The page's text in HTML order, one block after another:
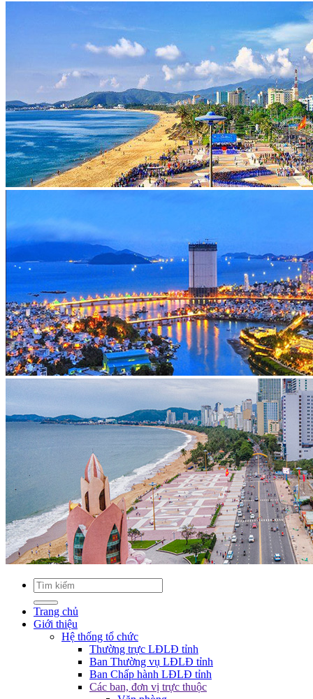
Trang chủ
Giới thiệu
Hệ thống tổ chức
Thường trực LĐLĐ tỉnh
Ban Thường vụ LĐLĐ tỉnh
Ban Chấp hành LĐLĐ tỉnh
Các ban, đơn vị trực thuộc